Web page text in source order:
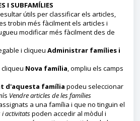
I SUBFAMÍLIES
útils per classificar els articles,
trobin més fàcilment els articles i
modificar més fàcilment des de
i cliqueu Administrar famílies i
Nova família, ompliu els camps
d'aquesta família podeu seleccionar
Vendre articles de les famílies
a una família i que no tinguin el
i activitatspoden accedir al mòdul i